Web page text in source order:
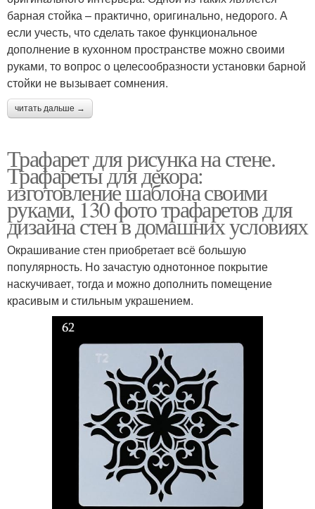
барная стойка – практично, оригинально, недорого. А
если учесть, что сделать такое функциональное
дополнение в кухонном пространстве можно своими
руками, то вопрос о целесообразности установки барной
стойки не вызывает сомнения.
читать дальше →
Трафарет для рисунка на стене.
Трафареты для декора:
изготовление шаблона своими
руками, 130 фото трафаретов для
дизайна стен в домашних условиях
Окрашивание стен приобретает всё большую
популярность. Но зачастую однотонное покрытие
наскучивает, тогда и можно дополнить помещение
красивым и стильным украшением.